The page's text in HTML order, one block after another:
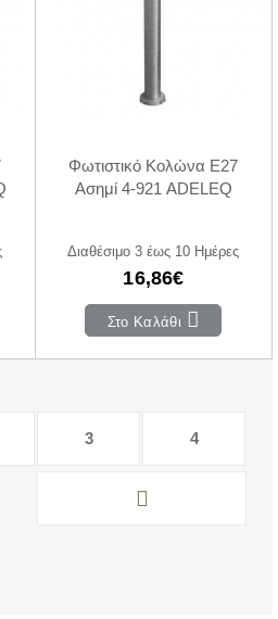
Φωτιστικό Κολώνα E27
Ασημί 4-921 ADELEQ
Διαθέσιμο 3 έως 10 Ημέρες
16,86€
Στο Καλάθι
3 4